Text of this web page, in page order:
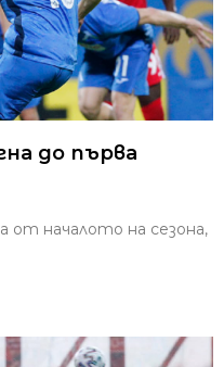
до първа
от началото на сезона,